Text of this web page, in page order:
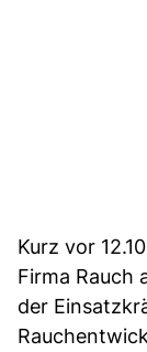
Kurz vor
Firma Rauch
der